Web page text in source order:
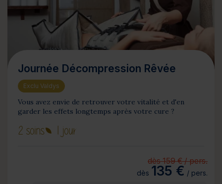
Journée Décompression Rêvée
Exclu Valdys
Vous avez envie de retrouver votre vitalité et d'en
garder les effets longtemps après votre cure ?
2 soins 1 jour
dès 159 € / pers.
dès 135 € / pers.